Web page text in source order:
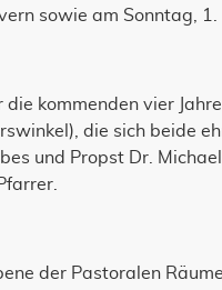
sowie am Sonntag,
kommenden vier
die sich beide
und Propst Dr.
der Pastoralen